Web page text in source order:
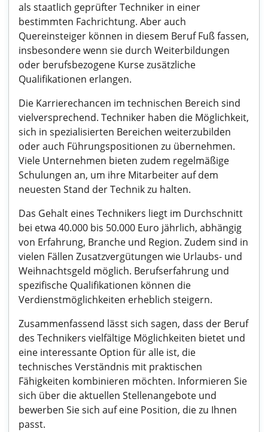
als staatlich geprüfter Techniker in einer
bestimmten Fachrichtung. Aber auch
Quereinsteiger können in diesem Beruf Fuß fassen,
insbesondere wenn sie durch Weiterbildungen
oder berufsbezogene Kurse zusätzliche
Qualifikationen erlangen.
Die Karrierechancen im technischen Bereich sind
vielversprechend. Techniker haben die Möglichkeit,
sich in spezialisierten Bereichen weiterzubilden
oder auch Führungspositionen zu übernehmen.
Viele Unternehmen bieten zudem regelmäßige
Schulungen an, um ihre Mitarbeiter auf dem
neuesten Stand der Technik zu halten.
Das Gehalt eines Technikers liegt im Durchschnitt
bei etwa 40.000 bis 50.000 Euro jährlich, abhängig
von Erfahrung, Branche und Region. Zudem sind in
vielen Fällen Zusatzvergütungen wie Urlaubs- und
Weihnachtsgeld möglich. Berufserfahrung und
spezifische Qualifikationen können die
Verdienstmöglichkeiten erheblich steigern.
Zusammenfassend lässt sich sagen, dass der Beruf
des Technikers vielfältige Möglichkeiten bietet und
eine interessante Option für alle ist, die
technisches Verständnis mit praktischen
Fähigkeiten kombinieren möchten. Informieren Sie
sich über die aktuellen Stellenangebote und
bewerben Sie sich auf eine Position, die zu Ihnen
passt.